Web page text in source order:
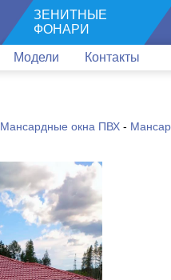
ЗЕНИТНЫЕ
ФОНАРИ
Модели Контакты
Мансардные окна ПВХ -